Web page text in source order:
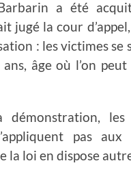
a été
jugé la cour
: les victimes se
âge où l’on
pas
la loi en dispose